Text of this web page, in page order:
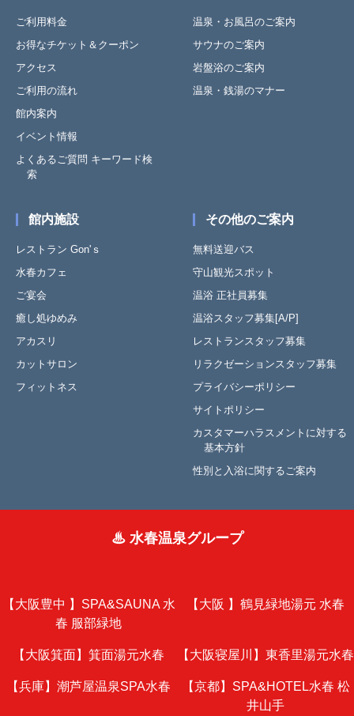
ご利用料金
お得なチケット＆クーポン
アクセス
ご利用の流れ
館内案内
イベント情報
よくあるご質問 キーワード検
索
温泉・お風呂のご案内
サウナのご案内
岩盤浴のご案内
温泉・銭湯のマナー
館内施設
レストラン Gon'ｓ
水春カフェ
ご宴会
癒し処ゆめみ
アカスリ
カットサロン
フィットネス
その他のご案内
無料送迎バス
守山観光スポット
温浴 正社員募集
温浴スタッフ募集[A/P]
レストランスタッフ募集
リラクゼーションスタッフ募集
プライバシーポリシー
サイトポリシー
カスタマーハラスメントに対する
基本方針
性別と入浴に関するご案内
♨ 水春温泉グループ
【大阪豊中 】 SPA&SAUNA 水
春 服部緑地
【大阪 】 鶴見緑地湯元 水春
【大阪箕面】 箕面湯元水春 【大阪寝屋川】 東香里湯元水春
【兵庫】 潮芦屋温泉SPA水春 【京都】 SPA&HOTEL水春 松
井山手